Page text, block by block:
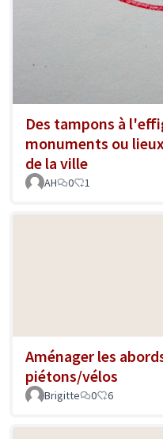
Des tampons à
monuments ou
de la ville
AH 0 1
Aménager les
piétons/vélos
Brigitte 0 6